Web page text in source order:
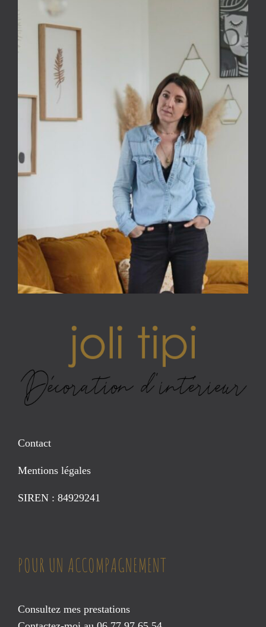
Contact
Mentions légales
SIREN : 84929241
POUR UN ACCOMPAGNEMENT
Consultez mes prestations